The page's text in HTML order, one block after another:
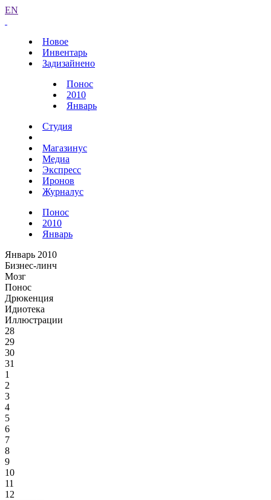
EN
Новое
Инвентарь
Задизайнено
Понос
2010
Январь
Студия
Магазинус
Медиа
Экспресс
Иронов
Журналус
Понос
2010
Январь
Январь 2010
Бизнес-линч
Мозг
Понос
Дрюкенция
Идиотека
Иллюстрации
28
29
30
31
1
2
3
4
5
6
7
8
9
10
11
12